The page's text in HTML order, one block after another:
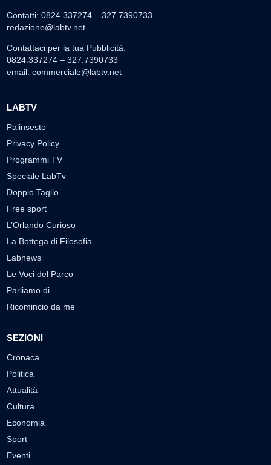
Contatti: 0824.337274 – 327.7390733
redazione@labtv.net
Contattaci per la tua Pubblicità:
0824.337274 – 327.7390733
email: commerciale@labtv.net
LABTV
Palinsesto
Privacy Policy
Programmi TV
Speciale LabTv
Doppio Taglio
Free sport
L’Orlando Curioso
La Bottega di Filosofia
Labnews
Le Voci del Parco
Parliamo di…
Ricomincio da me
SEZIONI
Cronaca
Politica
Attualità
Cultura
Economia
Sport
Eventi